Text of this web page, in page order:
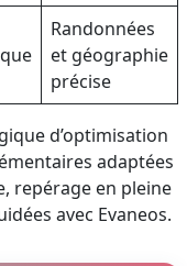
Randonnées
et géographie
précise
d’optimisation
adaptées
repérage en pleine
avec Evaneos.